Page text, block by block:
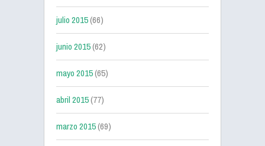
julio 2015(66)
junio 2015(62)
mayo 2015(65)
abril 2015(77)
marzo 2015(69)